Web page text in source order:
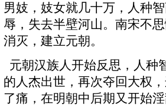
男妓，妓女就几十万，人种
辱，失去半壁河山。南宋不
消灭，建立元朝。
元朝汉族人开始反思，人种
的人杰出世，再次夺回大权
了痛，在明朝中后期又开始